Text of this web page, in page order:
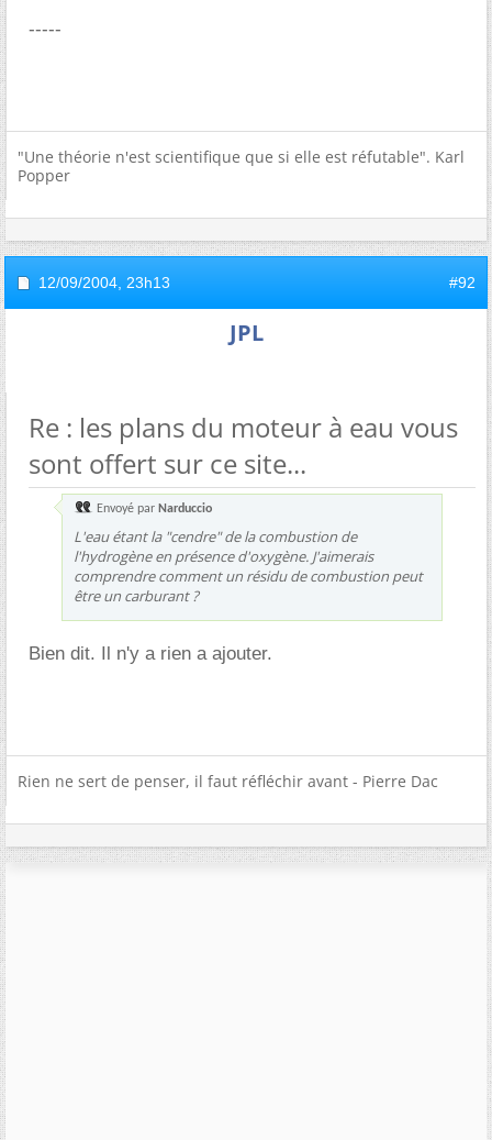
-----
"Une théorie n'est scientifique que si elle est réfutable". Karl
Popper
12/09/2004, 23h13 #92
JPL
Re : les plans du moteur à eau vous
sont offert sur ce site...
Envoyé par Narduccio
L'eau étant la "cendre" de la combustion de
l'hydrogène en présence d'oxygène. J'aimerais
comprendre comment un résidu de combustion peut
être un carburant ?
Bien dit. Il n'y a rien a ajouter.
Rien ne sert de penser, il faut réfléchir avant - Pierre Dac